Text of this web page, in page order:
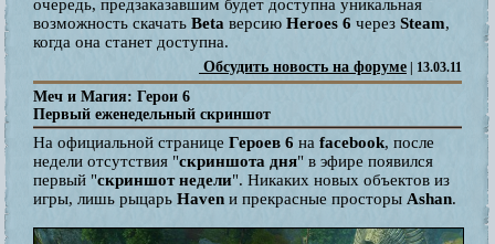
очередь, предзаказавшим будет доступна уникальная
возможность скачать Beta версию Heroes 6 через Steam,
когда она станет доступна.
Обсудить новость на форуме | 13.03.11
Меч и Магия: Герои 6
Первый еженедельный скриншот
На официальной странице Героев 6 на facebook, после
недели отсутствия "скриншота дня" в эфире появился
первый "скриншот недели". Никаких новых объектов из
игры, лишь рыцарь Haven и прекрасные просторы Ashan.